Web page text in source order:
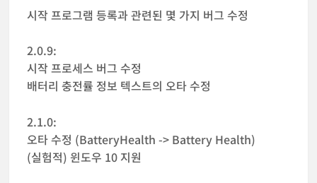
시작 프로그램 등록과 관련된 몇 가지 버그 수정
2.0.9:
시작 프로세스 버그 수정
배터리 충전률 정보 텍스트의 오타 수정
2.1.0:
오타 수정 (BatteryHealth -> Battery Health)
(실험적) 윈도우 10 지원